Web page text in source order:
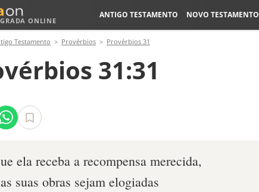
ONLINE
ANTIGO TESTAMENTO NOVO TESTAMENTO
Testamento Provérbios Provérbios 31
31:31
ela receba a recompensa merecida,
suas obras sejam elogiadas